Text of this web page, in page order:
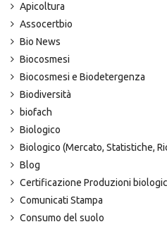
Apicoltura
Assocertbio
Bio News
Biocosmesi
Biocosmesi e Biodetergenza
Biodiversità
biofach
Biologico
Biologico (Mercato, Statistiche,
Blog
Certificazione Produzioni
Comunicati Stampa
Consumo del suolo